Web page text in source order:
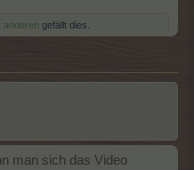
anderen gefällt dies.
man sich das Video